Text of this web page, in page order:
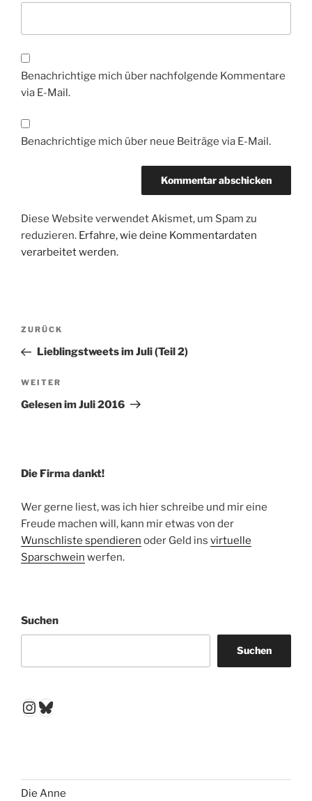
Benachrichtige mich über nachfolgende Kommentare
via E-Mail.
Benachrichtige mich über neue Beiträge via E-Mail.
Diese Website verwendet Akismet, um Spam zu
reduzieren. Erfahre, wie deine Kommentardaten
verarbeitet werden.
Beitragsnavigation
Vorheriger
Beitrag
ZURÜCK
Lieblingstweets im Juli (Teil 2)
Nächster
Beitrag
WEITER
Gelesen im Juli 2016
Die Firma dankt!
Wer gerne liest, was ich hier schreibe und mir eine
Freude machen will, kann mir etwas von der
Wunschliste spendieren oder Geld ins virtuelle
Sparschwein werfen.
Suchen
Suchen
Instagram
Bluesky
Die Anne